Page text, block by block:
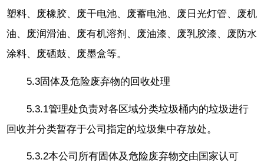
塑料、废橡胶、废干电池、废蓄电池、废日光灯管、废机
油、废润滑油、废有机溶剂、废油漆、废乳胶漆、废防水
涂料、废硒鼓、废墨盒等。
5.3固体及危险废弃物的回收处理
5.3.1管理处负责对各区域分类垃圾桶内的垃圾进行
回收并分类暂存于公司指定的垃圾集中存放处。
5.3.2本公司所有固体及危险废弃物交由国家认可